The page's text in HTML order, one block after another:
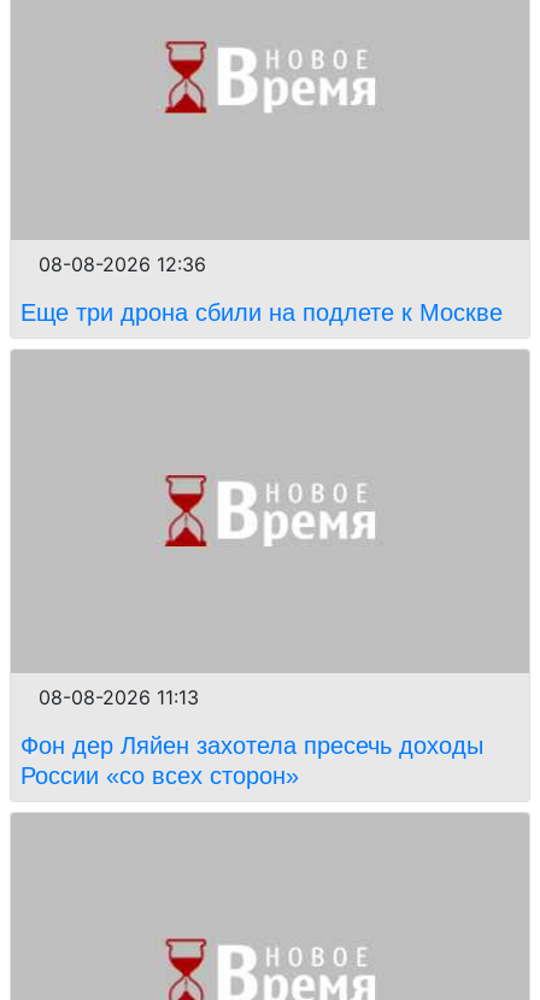
08-08-2026 12:36
Еще три дрона сбили на подлете к Москве
08-08-2026 11:13
Фон дер Ляйен захотела пресечь доходы
России «со всех сторон»